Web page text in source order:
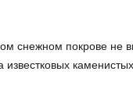
снежном покрове не